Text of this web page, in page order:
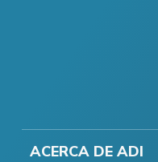
ACERCA DE ADI